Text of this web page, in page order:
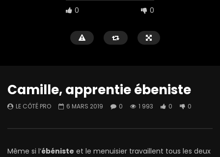
0 0
Camille, apprentie ébeniste
LE CÔTÉ PRO 6 MARS 2019 0 1 993 0 0
Même si l’ébéniste et le menuisier travaillent tous les deux